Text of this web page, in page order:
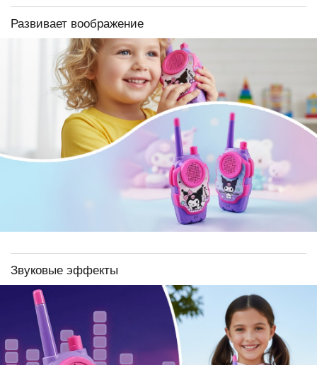
Развивает воображение
Звуковые эффекты